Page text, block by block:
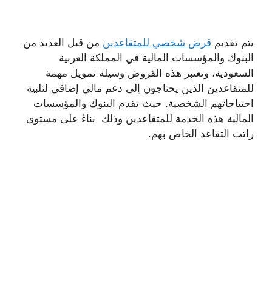
يتم تقديم قرض شخصي للمتقاعدين من قبل العديد من
البنوك والمؤسسات المالية في المملكة العربية
السعودية، وتعتبر هذه القروض وسيلة تمويل مهمة
للمتقاعدين الذين يحتاجون إلى دعم مالي إضافي لتلبية
احتياجاتهم الشخصية. حيث تقدم البنوك والمؤسسات
المالية هذه الخدمة للمتقاعدين وذلك بناءً على مستوى
راتب التقاعد الخاص بهم.